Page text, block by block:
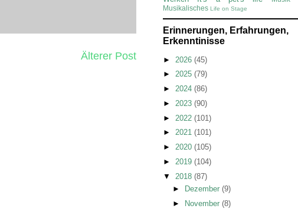
Älterer Post
Musikalisches Life on Stage
Erinnerungen, Erfahrungen,
Erkenntinisse
► 2026 (45)
► 2025 (79)
► 2024 (86)
► 2023 (90)
► 2022 (101)
► 2021 (101)
► 2020 (105)
► 2019 (104)
▼ 2018 (87)
►
Dezember (9)
►
November (8)